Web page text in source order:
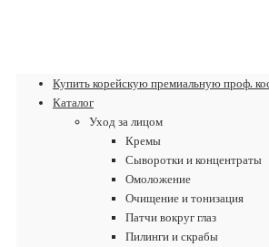
Купить корейскую премиальную проф.
Каталог
Уход за лицом
Кремы
Сыворотки и концентраты
Омоложение
Очищение и тонизация
Патчи вокруг глаз
Пилинги и скрабы